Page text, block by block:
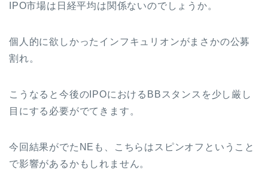
IPO市場は日経平均は関係ないのでしょうか。
個人的に欲しかったインフキュリオンがまさかの公募
割れ。
こうなると今後のIPOにおけるBBスタンスを少し厳し
目にする必要がでてきます。
今回結果がでたNEも、こちらはスピンオフということ
で影響があるかもしれません。